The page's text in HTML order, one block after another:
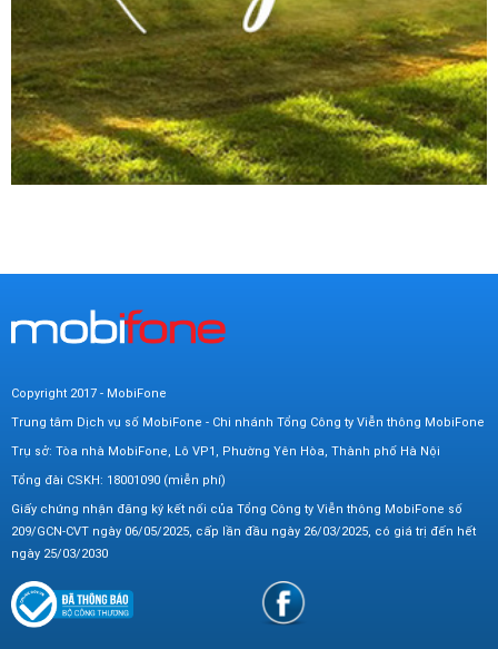
Copyright 2017 - MobiFone
Trung tâm Dịch vụ số MobiFone - Chi nhánh Tổng Công ty Viễn thông MobiFone
Trụ sở: Tòa nhà MobiFone, Lô VP1, Phường Yên Hòa, Thành phố Hà Nội
Tổng đài CSKH: 18001090 (miễn phí)
Giấy chứng nhận đăng ký kết nối của Tổng Công ty Viễn thông MobiFone số
209/GCN-CVT ngày 06/05/2025, cấp lần đầu ngày 26/03/2025, có giá trị đến hết
ngày 25/03/2030